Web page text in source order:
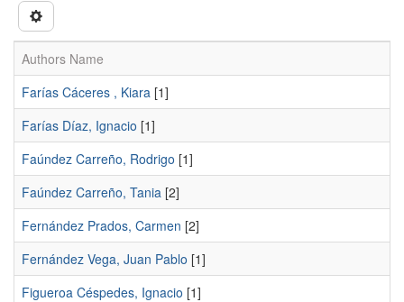
Authors Name
Farías Cáceres , Kiara [1]
Farías Díaz, Ignacio [1]
Faúndez Carreño, Rodrigo [1]
Faúndez Carreño, Tania [2]
Fernández Prados, Carmen [2]
Fernández Vega, Juan Pablo [1]
Figueroa Céspedes, Ignacio [1]